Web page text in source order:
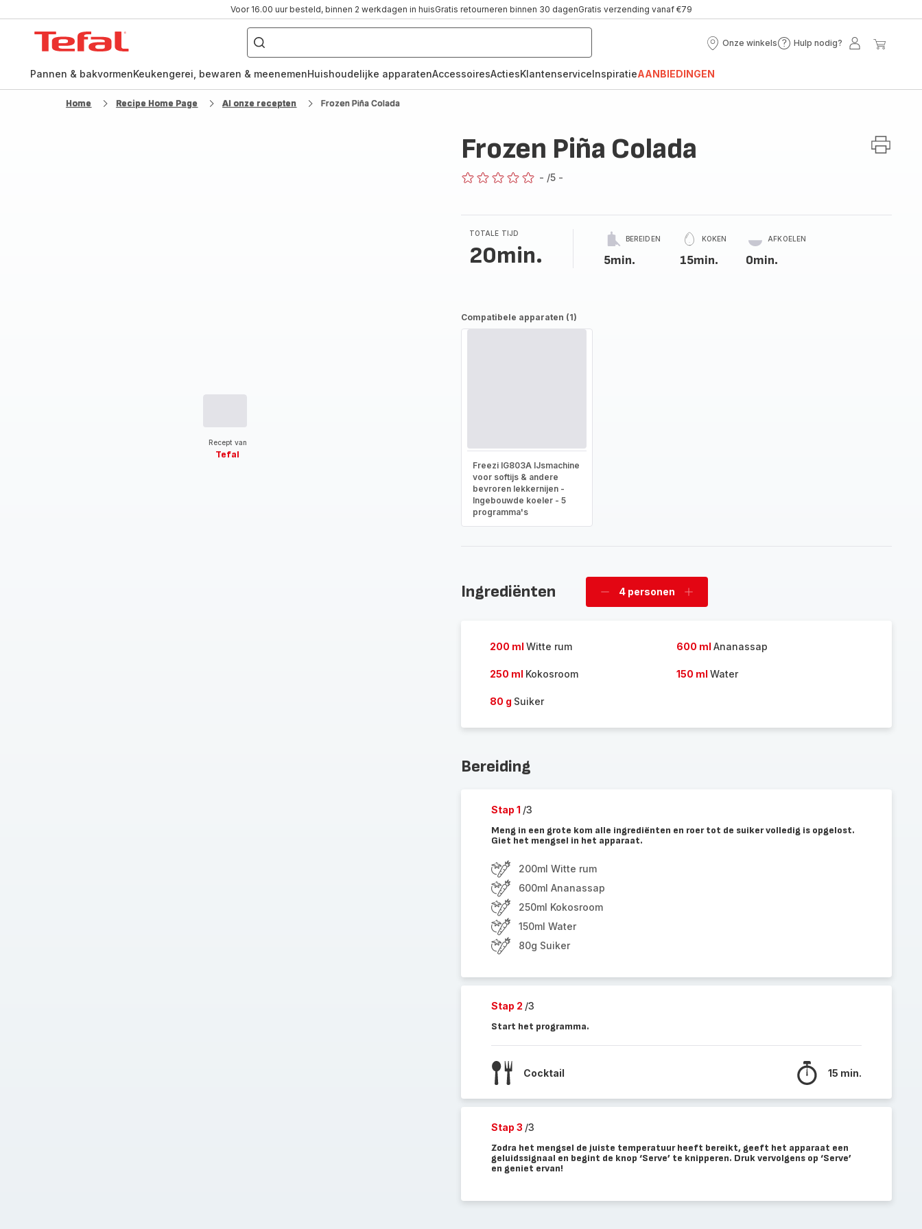
Voor 16.00 uur besteld, binnen 2 werkdagen in huisGratis retourneren binnen 30 dagenGratis verzending vanaf €79
Waar
ben
naar
Onze winkels
Onze
Hulp nodig?
Hulp
Mijn
Pannen & bakvormenKeukengerei, bewaren & meenemenHuishoudelijke apparatenAccessoiresActiesKlantenserviceInspiratieAANBIEDINGEN
Home Recipe Home Page Al onze recepten Frozen Piña Colada
Recept van
Tefal
Frozen Piña Colada
- /5 -
TOTALE TIJD
20min.
BEREIDEN
5min.
KOKEN
15min.
AFKOELEN
0min.
Compatibele apparaten (1)
Freezi IG803A IJsmachine
voor softijs & andere
bevroren lekkernijen -
Ingebouwde koeler - 5
programma's
Ingrediënten
Verwijder
4 personen
Voeg
200 ml Witte rum 600 ml Ananassap
250 ml Kokosroom 150 ml Water
80 g Suiker
Bereiding
Stap 1 /3
Meng in een grote kom alle ingrediënten en roer tot de suiker volledig is opgelost.
Giet het mengsel in het apparaat.
200ml Witte rum
600ml Ananassap
250ml Kokosroom
150ml Water
80g Suiker
Stap 2 /3
Start het programma.
Cocktail 15 min.
Stap 3 /3
Zodra het mengsel de juiste temperatuur heeft bereikt, geeft het apparaat een
geluidssignaal en begint de knop ‘Serve’ te knipperen. Druk vervolgens op ‘Serve’
en geniet ervan!